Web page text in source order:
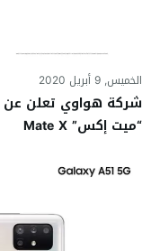
الخميس, 9 أبريل 2020
شركة هواوي تعلن عن
“ميت إكس” Mate X